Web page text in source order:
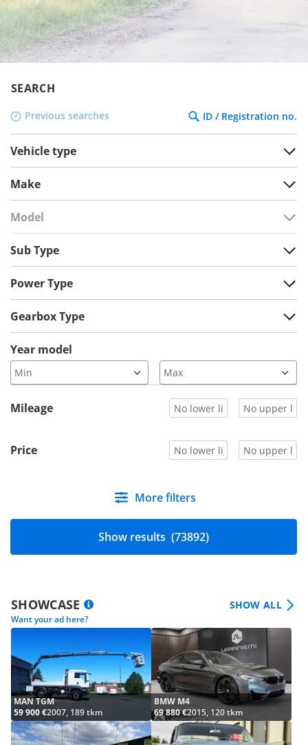
SEARCH
Previous searches ID / Registration no.
Vehicle type
Make
Model
Sub Type
Power Type
Gearbox Type
Year model
Mileage
Price
More filters
Show results (73892)
SHOWCASE
Want your ad here?
SHOW ALL
MAN TGM
59 900 €2007, 189 tkm
BMW M4
69 880 €2015, 120 tkm